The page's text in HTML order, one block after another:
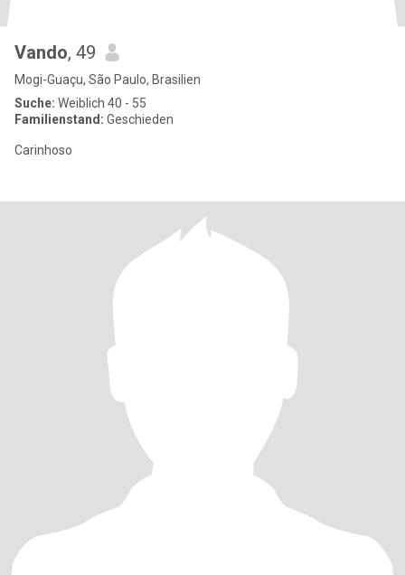
Vando, 49
Mogi-Guaçu, São Paulo, Brasilien
Suche: Weiblich 40 - 55
Familienstand: Geschieden
Carinhoso